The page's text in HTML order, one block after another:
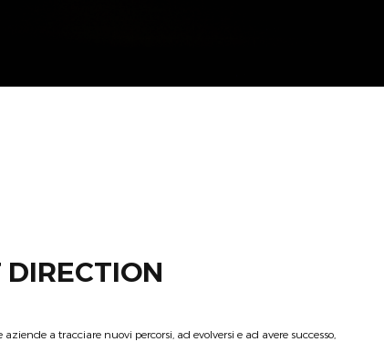
a tracciare nuovi percorsi, ad evolversi e ad avere successo,